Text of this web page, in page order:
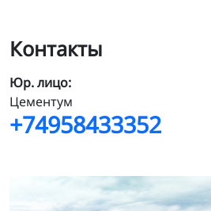
Контакты
Юр. лицо:
Цементум
+74958433352